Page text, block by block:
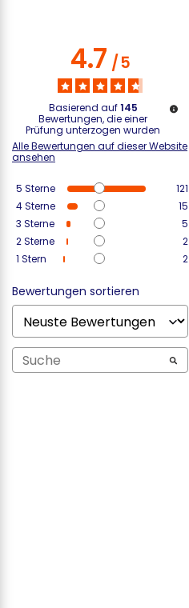
4.7/5
Basierend auf145
Bewertungen, die einer
Prüfung unterzogen wurden
Alle Bewertungen auf dieser Website
ansehen
5 Sterne
121
4Sterne
15
3 Sterne
5
2Sterne
2
1 Stern 2
Bewertungen sortieren